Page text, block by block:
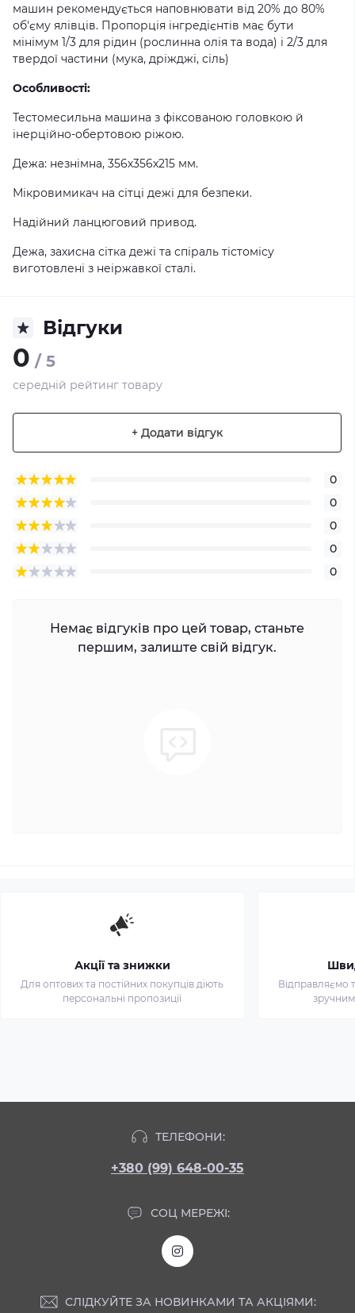
машин рекомендується наповнювати від 20% до 80%
об'єму ялівців. Пропорція інгредієнтів має бути
мінімум 1/3 для рідин (рослинна олія та вода) і 2/3 для
твердої частини (мука, дріжджі, сіль)
Особливості:
Тестомесильна машина з фіксованою головкою й
інерційно-обертовою ріжою.
Дежа: незнімна, 356х356х215 мм.
Мікровимикач на сітці дежі для безпеки.
Надійний ланцюговий привод.
Дежа, захисна сітка дежі та спіраль тістомісу
виготовлені з неіржавкої сталі.
Відгуки
0 / 5
середній рейтинг товару
+ Додати відгук
0
0
0
0
0
Немає відгуків про цей товар, станьте
першим, залиште свій відгук.
Акції та знижки
Для оптових та постійних покупців діють
персональні пропозиції
Відправляємо
ТЕЛЕФОНИ:
+380 (99) 648-00-35
СОЦ МЕРЕЖІ:
СЛІДКУЙТЕ ЗА НОВИНКАМИ ТА АКЦІЯМИ: